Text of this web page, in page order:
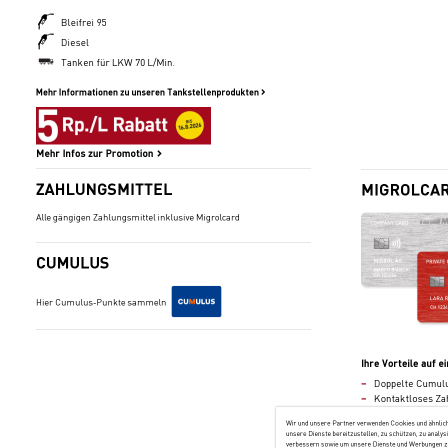
Bleifrei 95
Diesel
Tanken für LKW 70 L/Min.
Mehr Informationen zu unseren Tankstellenprodukten
Mehr Infos zur Promotion
ZAHLUNGSMITTEL
Alle gängigen Zahlungsmittel inklusive Migrolcard
CUMULUS
Hier Cumulus-Punkte sammeln
Ihre Vorteile auf
Doppelte
Kontaktloses
Jetzt Migrolcard
Wir und unsere Partner verwenden Cookies und
unsere Dienste bereitzustellen, zu schützen, zu
verbessern sowie um unsere Dienste und Werbungen